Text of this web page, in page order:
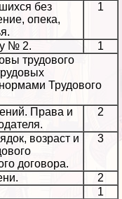
без
опека,
1
№ 2.
1
трудового
Трудового
Права и
2
возраст и
договора.
3
2
1